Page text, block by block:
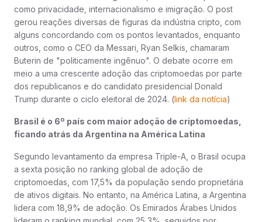
como privacidade, internacionalismo e imigração. O post
gerou reações diversas de figuras da indústria cripto, com
alguns concordando com os pontos levantados, enquanto
outros, como o CEO da Messari, Ryan Selkis, chamaram
Buterin de "politicamente ingênuo". O debate ocorre em
meio a uma crescente adoção das criptomoedas por parte
dos republicanos e do candidato presidencial Donald
Trump durante o ciclo eleitoral de 2024. (link da notícia)
Brasil é o 6º país com maior adoção de criptomoedas,
ficando atrás da Argentina na América Latina
Segundo levantamento da empresa Triple-A, o Brasil ocupa
a sexta posição no ranking global de adoção de
criptomoedas, com 17,5% da população sendo proprietária
de ativos digitais. No entanto, na América Latina, a Argentina
lidera com 18,9% de adoção. Os Emirados Árabes Unidos